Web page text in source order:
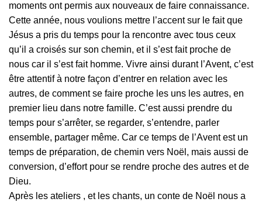
moments ont permis aux nouveaux de faire connaissance.
Cette année, nous voulions mettre l’accent sur le fait que
Jésus a pris du temps pour la rencontre avec tous ceux
qu’il a croisés sur son chemin, et il s’est fait proche de
nous car il s’est fait homme. Vivre ainsi durant l’Avent, c’est
être attentif à notre façon d’entrer en relation avec les
autres, de comment se faire proche les uns les autres, en
premier lieu dans notre famille. C’est aussi prendre du
temps pour s’arrêter, se regarder, s’entendre, parler
ensemble, partager même. Car ce temps de l’Avent est un
temps de préparation, de chemin vers Noël, mais aussi de
conversion, d’effort pour se rendre proche des autres et de
Dieu.
Après les ateliers , et les chants, un conte de Noël nous a